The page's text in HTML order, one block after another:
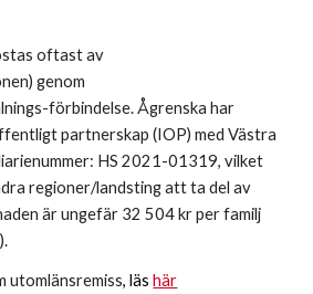
oftast av
genom
förbindelse. Ågrenska har
partnerskap (IOP) med Västra
HS 2021-01319, vilket
regioner/landsting att ta del av
är ungefär 32 504 kr per familj
utomlänsremiss, läshär